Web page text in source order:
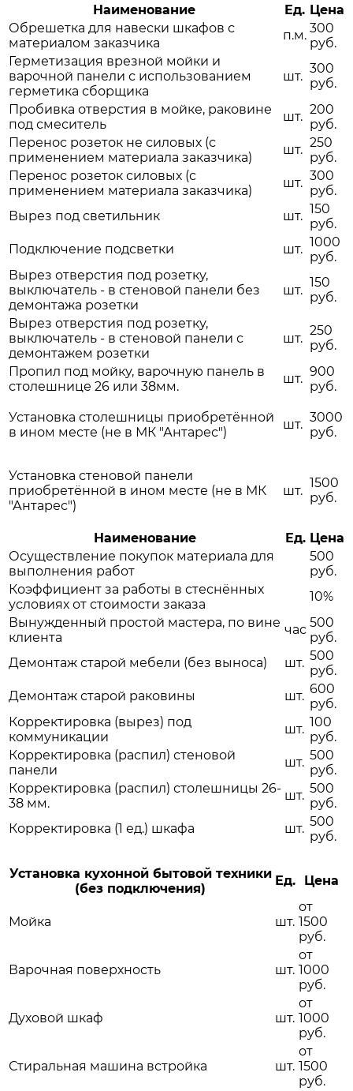
Наименование Ед. Цена
Обрешетка для навески шкафов с
материалом заказчика
п.м. 300
руб.
Герметизация врезной мойки и
варочной панели с использованием
герметика сборщика
шт.
300
руб.
Пробивка отверстия в мойке, раковине
под смеситель
шт. 200
руб.
Перенос розеток не силовых (с
применением материала заказчика)
шт. 250
руб.
Перенос розеток силовых (с
применением материала заказчика)
шт. 300
руб.
Вырез под светильник
шт. 150
руб.
Подключение подсветки
шт. 1000
руб.
Вырез отверстия под розетку,
выключатель - в стеновой панели без
демонтажа розетки
шт.
150
руб.
Вырез отверстия под розетку,
выключатель - в стеновой панели с
демонтажем розетки
шт.
250
руб.
Пропил под мойку, варочную панель в
столешнице 26 или 38мм.
шт. 900
руб.
Установка столешницы приобретённой
в ином месте (не в МК "Антарес")
шт. 3000
руб.
Установка стеновой панели
приобретённой в ином месте (не в МК
"Антарес")
шт.
1500
руб.
Наименование Ед. Цена
Осуществление покупок материала для
выполнения работ
500
руб.
Коэффициент за работы в стеснённых
условиях от стоимости заказа
10%
Вынужденный простой мастера, по вине
клиента
час 500
руб.
Демонтаж старой мебели (без выноса)
шт. 500
руб.
Демонтаж старой раковины
шт. 600
руб.
Корректировка (вырез) под
коммуникации
шт. 100
руб.
Корректировка (распил) стеновой
панели
шт. 500
руб.
Корректировка (распил) столешницы 26-
38 мм.
шт. 500
руб.
Корректировка (1 ед.) шкафа
шт. 500
руб.
Установка кухонной бытовой техники
(без подключения)
Ед. Цена
Мойка шт.
от
1500
руб.
Варочная поверхность шт.
от
1000
руб.
Духовой шкаф шт.
от
1000
руб.
Стиральная машина встройка шт.
от
1500
руб.